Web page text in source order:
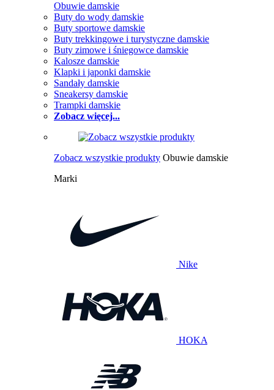
Obuwie damskie
Buty do wody damskie
Buty sportowe damskie
Buty trekkingowe i turystyczne damskie
Buty zimowe i śniegowce damskie
Kalosze damskie
Klapki i japonki damskie
Sandały damskie
Sneakersy damskie
Trampki damskie
Zobacz więcej...
Zobacz wszystkie produkty Obuwie damskie
Marki
Nike
HOKA